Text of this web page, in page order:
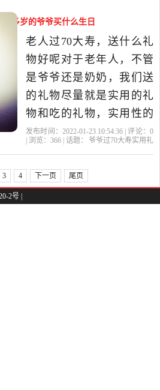
片、文字、图案的专属木
刻相框，把你的心意传递
出来，生日给他最好的问
候...老
多岁的爷爷买什么生日
老人过70大寿，送什么礼
物好呢对于老年人，不管
是爷爷还是奶奶，我们送
的礼物尽量就是实用的礼
物和吃的礼物，实用性的
更多，吃的可能吃的还
一个比较专业的推荐，希
望可以帮到大家，也注爷
爷奶奶，外公外婆身体健
发布时间：2022-01-23 10:54:36 | 评论： 0
| 浏览： 366 | 话题：
爷爷过70大寿实用礼
3 4 下一页 尾页
2号 |